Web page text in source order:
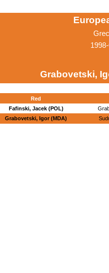
Grabovetski,
Red
Fafinski, Jacek (POL)
Grabovetski, Igor (MDA)